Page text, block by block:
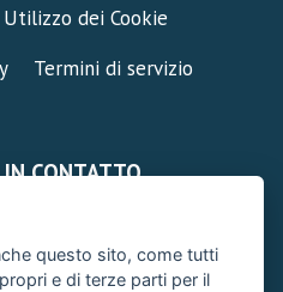
Utilizzo dei Cookie
Termini di servizio
CONTATTO
Area Ticket
questo sito, come tutti
e di terze parti per il